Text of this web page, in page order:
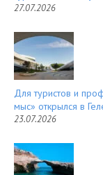
27.07.2026
Для туристов и
мыс» открылся в
23.07.2026